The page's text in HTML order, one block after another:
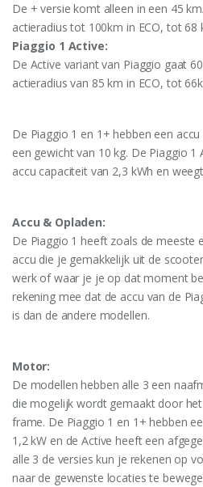
De + versie komt alleen in een 45
actieradius tot 100km in ECO, tot 68
Piaggio 1 Active:
De Active variant van Piaggio gaat
actieradius van 85 km in ECO, tot
De Piaggio 1 en 1+ hebben een
een gewicht van 10 kg. De Piaggio
accu capaciteit van 2,3 kWh en
Accu & Opladen:
De Piaggio 1 heeft zoals de meeste
accu die je gemakkelijk uit de
werk of waar je je op dat moment
rekening mee dat de accu van de
is dan de andere modellen.
Motor:
De modellen hebben alle 3 een
die mogelijk wordt gemaakt door
frame. De Piaggio 1 en 1+ hebben
1,2 kW en de Active heeft een
alle 3 de versies kun je rekenen op
naar de gewenste locaties te